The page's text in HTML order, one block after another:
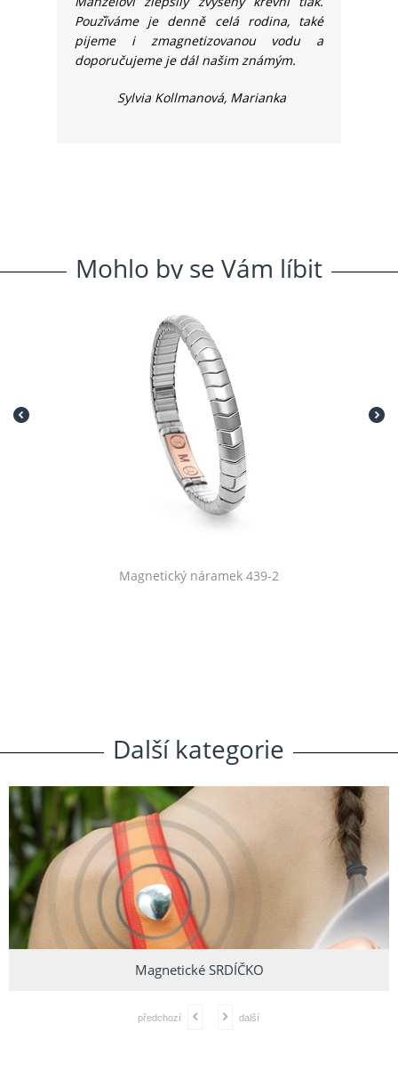
Pouzíváme je denně celá rodina, také
pijeme i zmagnetizovanou vodu a
doporučujeme je dál našim známým.
Sylvia Kollmanová, Marianka
Mohlo by se Vám líbit
Magnetický náramek 439-2
Další. kategorie
Magnetické SRDÍČKO
předchozí další